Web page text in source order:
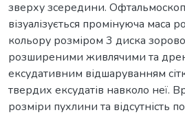
зверху зсередини.
візуалізується промінуюча маса
кольору розміром 3 диска
розширеними живлячими та
ексудативним відшаруванням
твердих ексудатів навколо неї.
розміри пухлини та відсутність